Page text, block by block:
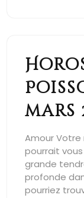
mars
Amour
pourrait
grande
profonde
pourriez